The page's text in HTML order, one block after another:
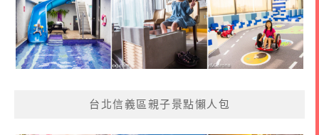
台北信義區親子景點懶人包